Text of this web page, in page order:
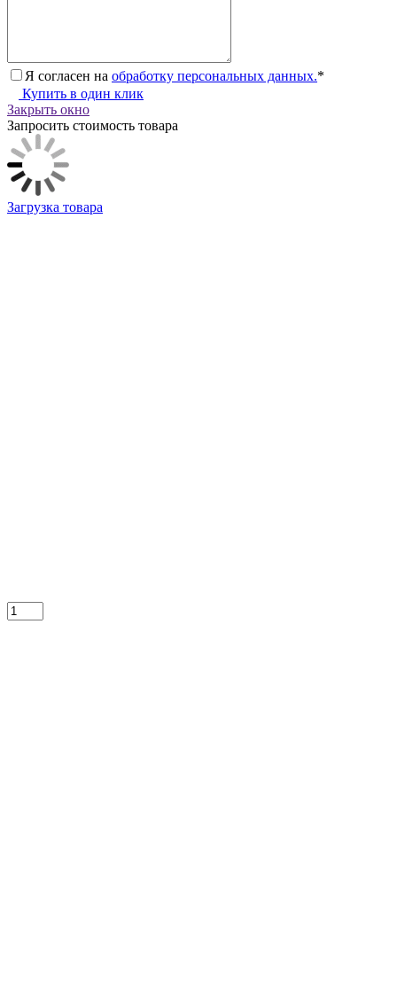
Я согласен на обработку персональных данных.*
Купить в один клик
Закрыть окно
Запросить стоимость товара
Загрузка товара